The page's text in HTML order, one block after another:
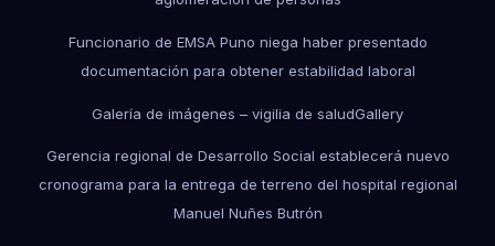
Funcionario de EMSA Puno niega haber presentado
documentación para obtener estabilidad laboral
Galería de imágenes – vigilia de saludGallery
Gerencia regional de Desarrollo Social establecerá nuevo
cronograma para la entrega de terreno del hospital regional
Manuel Nuñes Butrón